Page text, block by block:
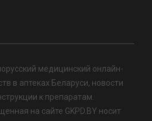
медицинский онлайн-
в аптеках Беларуси, новости
к препаратам.
на сайте GKPD.BY носит